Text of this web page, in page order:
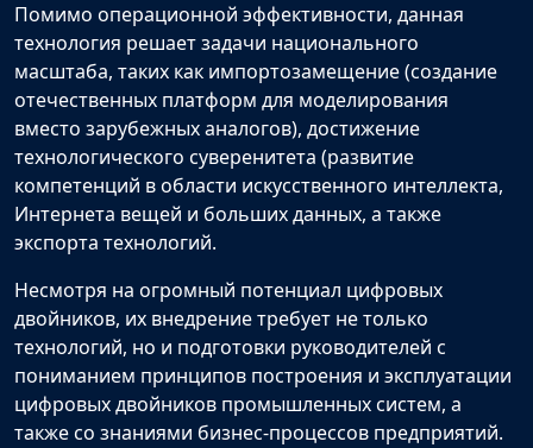
Помимо операционной эффективности, данная
технология решает задачи национального
масштаба, таких как импортозамещение (создание
отечественных платформ для моделирования
вместо зарубежных аналогов), достижение
технологического суверенитета (развитие
компетенций в области искусственного интеллекта,
Интернета вещей и больших данных, а также
экспорта технологий.
Несмотря на огромный потенциал цифровых
двойников, их внедрение требует не только
технологий, но и подготовки руководителей с
пониманием принципов построения и эксплуатации
цифровых двойников промышленных систем, а
также со знаниями бизнес-процессов предприятий.